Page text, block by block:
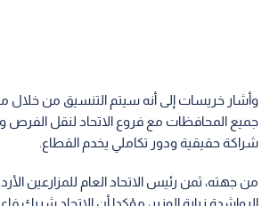
وأشار خريسات إلى أنه سيتم التنسيق من خلال
جميع المحافظات مع فروع الاتحاد لنقل الفرص
شراكة حقيقية ودور تكاملي يخدم القطاع.
من جهته، ثمن رئيس الاتحاد العام للمزارعين